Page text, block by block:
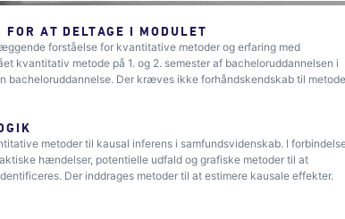
AT DELTAGE I MODULET
forståelse for kvantitative metoder og erfaring med
kvantitativ metode på 1. og 2. semester af bacheloruddannelsen i
bacheloruddannelse. Der kræves ikke forhåndskendskab til
metoder til kausal inferens i samfundsvidenskab. I
hændelser, potentielle udfald og grafiske metoder til at
Der inddrages metoder til at estimere kausale effekter.